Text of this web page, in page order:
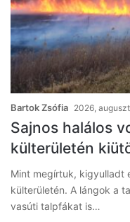
Bartok Zsófia 2026,
Sajnos halálos
külterületén
Mint megírtuk, kigyulladt
külterületén. A lángok a
vasúti talpfákat is…